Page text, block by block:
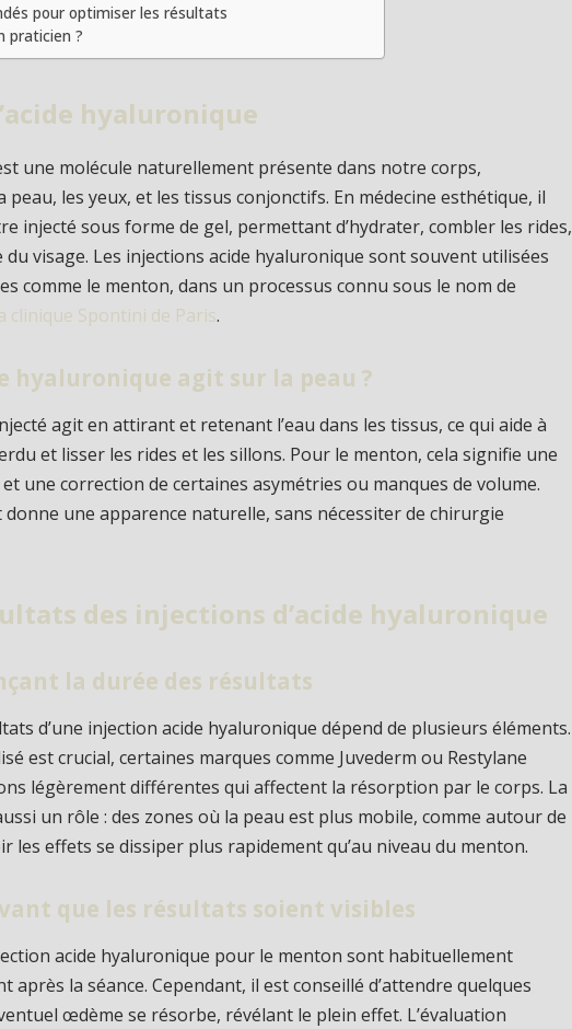
pour optimiser les résultats
praticien ?
hyaluronique
une molécule naturellement présente dans notre corps,
peau, les yeux, et les tissus conjonctifs. En médecine esthétique, il
injecté sous forme de gel, permettant d’hydrater, combler les rides,
visage. Les injections acide hyaluronique sont souvent utilisées
comme le menton, dans un processus connu sous le nom de
clinique Spontini de Paris.
hyaluronique agit sur la peau ?
agit en attirant et retenant l’eau dans les tissus, ce qui aide à
et lisser les rides et les sillons. Pour le menton, cela signifie une
une correction de certaines asymétries ou manques de volume.
donne une apparence naturelle, sans nécessiter de chirurgie
des injections d’acide hyaluronique
la durée des résultats
d’une injection acide hyaluronique dépend de plusieurs éléments.
est crucial, certaines marques comme Juvederm ou Restylane
légèrement différentes qui affectent la résorption par le corps. La
un rôle : des zones où la peau est plus mobile, comme autour de
les effets se dissiper plus rapidement qu’au niveau du menton.
que les résultats soient visibles
acide hyaluronique pour le menton sont habituellement
après la séance. Cependant, il est conseillé d’attendre quelques
œdème se résorbe, révélant le plein effet. L’évaluation